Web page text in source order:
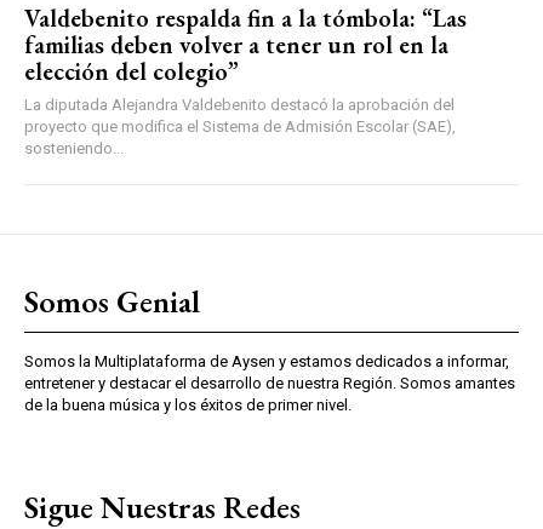
Valdebenito respalda fin a la tómbola: “Las
familias deben volver a tener un rol en la
elección del colegio”
La diputada Alejandra Valdebenito destacó la aprobación del
proyecto que modifica el Sistema de Admisión Escolar (SAE),
sosteniendo...
Somos Genial
Somos la Multiplataforma de Aysen y estamos dedicados a informar,
entretener y destacar el desarrollo de nuestra Región. Somos amantes
de la buena música y los éxitos de primer nivel.
Sigue Nuestras Redes